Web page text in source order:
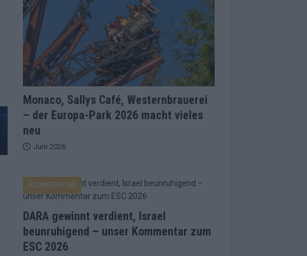
Monaco, Sallys Café, Westernbrauerei
– der Europa-Park 2026 macht vieles
neu
Juni 2026
DARA gewinnt verdient, Israel
beunruhigend – unser Kommentar zum
ESC 2026
KOMMENTAR